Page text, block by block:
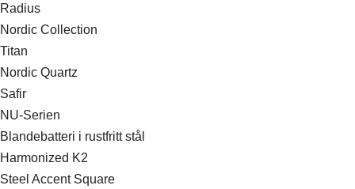
Radius
Nordic Collection
Titan
Nordic Quartz
Safir
NU-Serien
Blandebatteri i rustfritt stål
Harmonized K2
Steel Accent Square